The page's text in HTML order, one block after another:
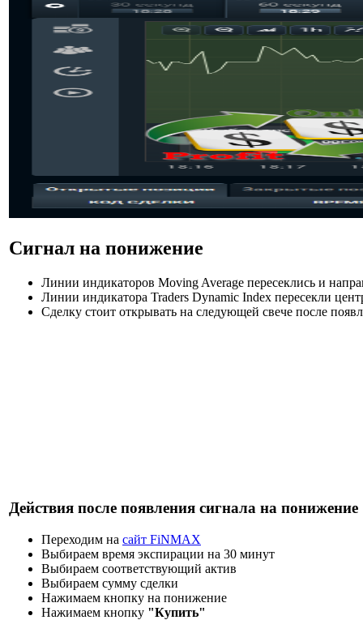
Сигнал на понижение
Линии индикаторов Moving Average пересеклись и
Линии индикатора Traders Dynamic Index пересекли
Сделку стоит открывать на следующей свече после
Действия после появления сигнала на понижение
Переходим на сайт FiNMAX
Выбираем время экспирации на 30 минут
Выбираем соответствующий актив
Выбираем сумму сделки
Нажимаем кнопку на понижение
Нажимаем кнопку "Купить"